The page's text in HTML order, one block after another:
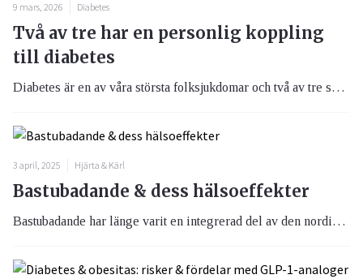
9 mars, 2026 Diabetes
Två av tre har en personlig koppling
till diabetes
Diabetes är en av våra största folksjukdomar och två av tre svenskar har en personlig koppling till diabetes, många kan relatera till personer i sin bekantskapskrets eller släkt. Men trots sjukdomens utbredning råder en stor okunskap i samhället. En ny opinionsundersökning visar till exempel att mer än hälften av allmänheten inte känner till eller är osäkra på skillnaden mellan typ 1- och typ 2-diabetes.
3 april, 2025 Hjärta & Kärl
Bastubadande & dess hälsoeffekter
Bastubadande har länge varit en integrerad del av den nordiska kulturen, inte bara för avkoppling och social gemenskap, utan också för dess potentiella hälsofördelar. Genom att satsa på förebyggande hälsoaktiviteter investerar vi i ett framtida välmående.